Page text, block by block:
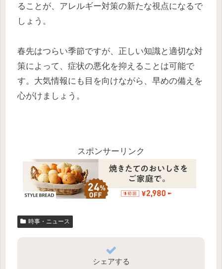
ることが、アレルギー対策の新たな視点になるで
しょう。
春先はつらい季節ですが、正しい知識と適切な対
策によって、症状の悪化を抑えることは可能で
す。大気情報にも目を向けながら、早めの備えを
心がけましょう。
スポンサーリンク
時事・ニュース
シェアする